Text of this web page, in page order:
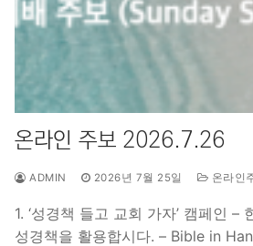
온라인 주보 2026.7.26
ADMIN 2026년 7월 25일 온라인
1. ‘성경책 들고 교회 가자’ 캠페인 –
성경책을 활용합시다. – Bible in